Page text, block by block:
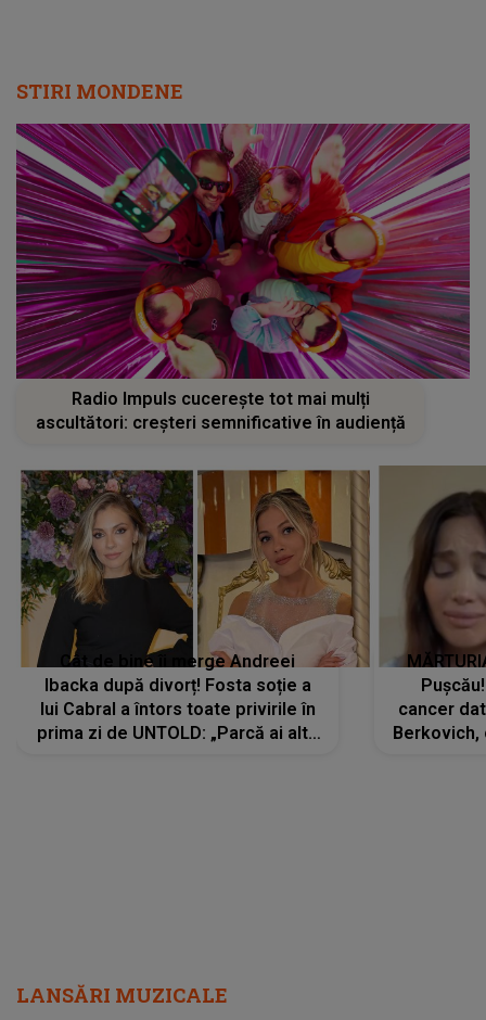
STIRI MONDENE
Radio Impuls cucerește tot mai mulți
ascultători: creșteri semnificative în audiență
Cât de bine îi merge Andreei
Ibacka după divorț! Fosta soție a
lui Cabral a întors toate privirile în
prima zi de UNTOLD: „Parcă ai altă
cancer
LANSĂRI MUZICALE